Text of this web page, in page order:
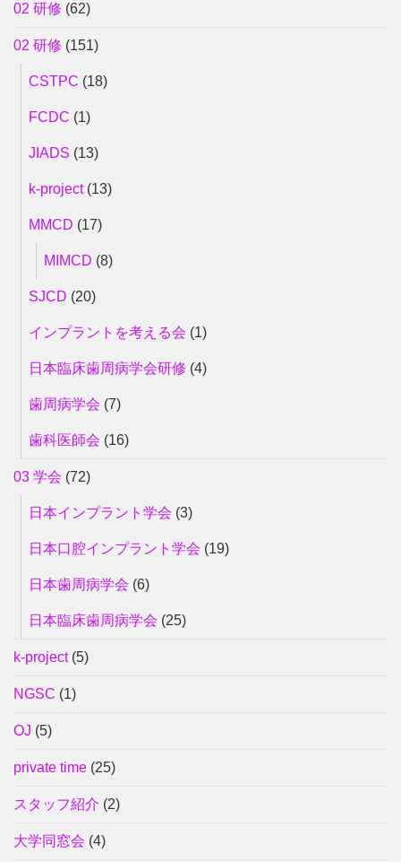
02 研修 (62)
02 研修 (151)
CSTPC (18)
FCDC (1)
JIADS (13)
k-project(13)
MMCD (17)
MIMCD (8)
SJCD (20)
インプラントを考える会 (1)
日本臨床歯周病学会研修 (4)
歯周病学会 (7)
歯科医師会 (16)
03 学会 (72)
日本インプラント学会 (3)
日本口腔インプラント学会 (19)
日本歯周病学会 (6)
日本臨床歯周病学会 (25)
k-project(5)
NGSC (1)
OJ (5)
private time (25)
スタッフ紹介 (2)
大学同窓会 (4)